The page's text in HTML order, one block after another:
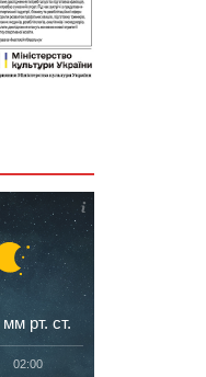
мм рт. ст.
02:00